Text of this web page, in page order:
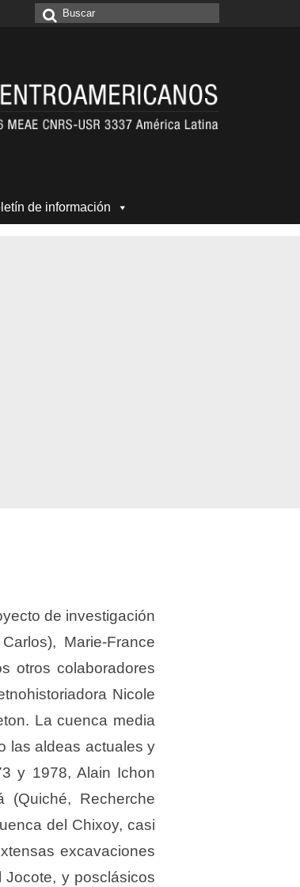
Buscar
de información
de investigación
Marie-France
otros colaboradores
Nicole
La cuenca media
las aldeas actuales y
y 1978, Alain Ichon
Recherche
del Chixoy, casi
excavaciones
y posclásicos